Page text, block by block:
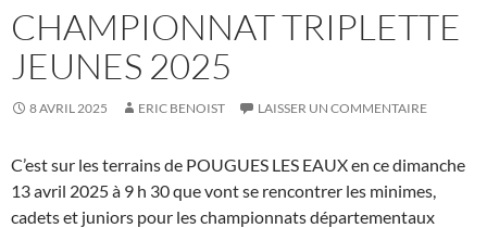
CHAMPIONNAT TRIPLETTE
JEUNES 2025
8 AVRIL 2025 ERIC BENOIST LAISSER UN COMMENTAIRE
C’est sur les terrains de POUGUES LES EAUX en ce dimanche
13 avril 2025 à 9 h 30 que vont se rencontrer les minimes,
cadets et juniors pour les championnats départementaux